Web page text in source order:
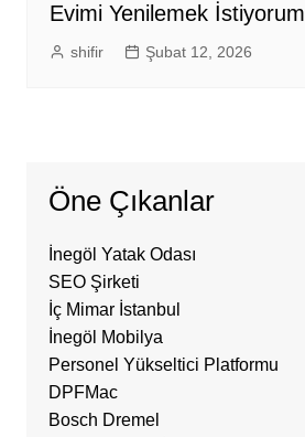
Evimi Yenilemek İstiyorum
shifir Şubat 12, 2026
Öne Çıkanlar
İnegöl Yatak Odası
SEO Şirketi
İç Mimar İstanbul
İnegöl Mobilya
Personel Yükseltici Platformu
DPFMac
Bosch Dremel